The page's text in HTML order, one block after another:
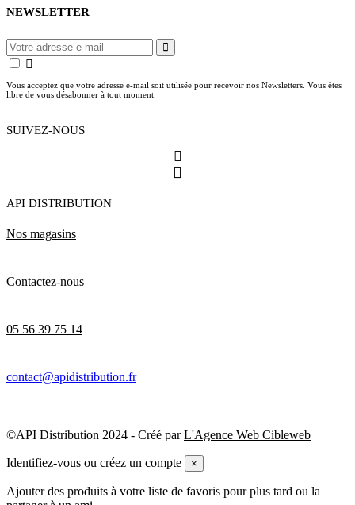
NEWSLETTER
Vous acceptez que votre adresse e-mail soit utilisée pour recevoir nos Newsletters. Vous êtes
libre de vous désabonner à tout moment.
SUIVEZ-NOUS
API DISTRIBUTION
Nos magasins
Contactez-nous
05 56 39 75 14
contact@apidistribution.fr
©API Distribution 2024 - Créé parL'Agence Web Cibleweb
Identifiez-vous ou créez un compte ×
Ajouter des produits à votre liste de favoris pour plus tard ou la